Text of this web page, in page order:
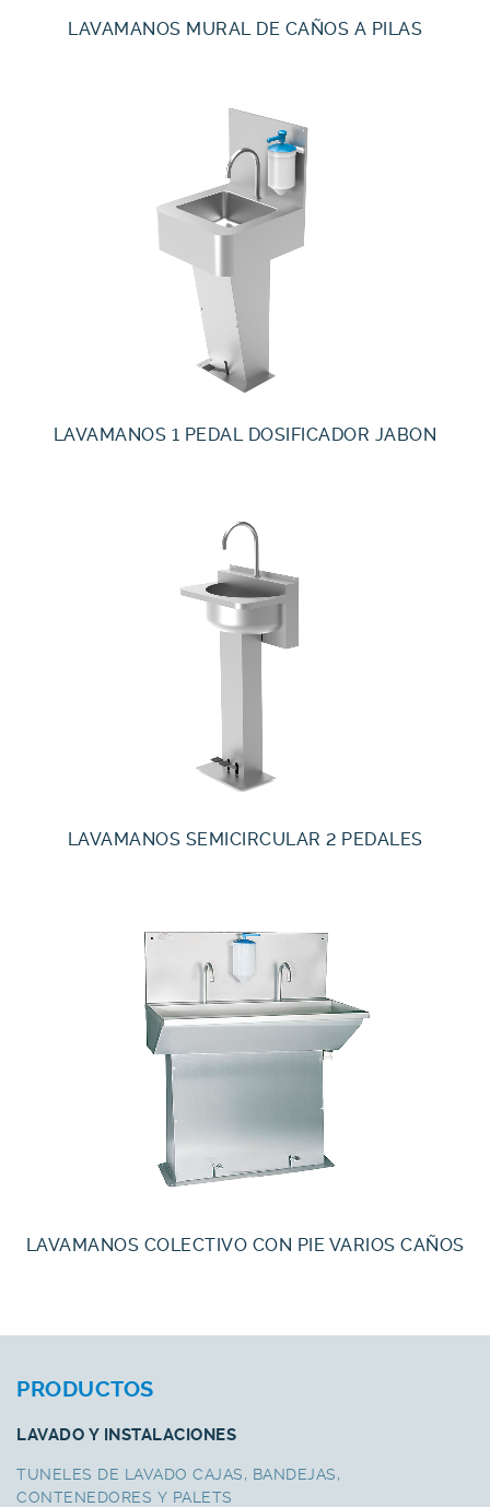
LAVAMANOS MURAL DE CAÑOS A PILAS
LAVAMANOS 1 PEDAL DOSIFICADOR JABON
LAVAMANOS SEMICIRCULAR 2 PEDALES
LAVAMANOS COLECTIVO CON PIE VARIOS CAÑOS
PRODUCTOS
LAVADO Y INSTALACIONES
TUNELES DE LAVADO CAJAS, BANDEJAS,
CONTENEDORES Y PALETS